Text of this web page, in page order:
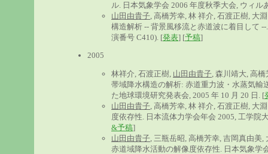
ル. 日本気象学会 2006 年度秋季大会, ウィル
山田由貴子 , 高橋芳幸, 林 祥介, 石渡正樹, 大
構造解析 -- 背景風移流と赤道波に着目して
演番号 C410). [発表] [予稿]
2005
林祥介, 石渡正樹, 山田由貴子 , 森川靖大, 高
帯域降水構造の解析: 赤道重力波・水蒸気輸
た地球環境研究発表会, 2005 年 10 月 20 日. [
山田由貴子 , 高橋芳幸, 林 祥介, 石渡正樹, 大
度依存性. 日本流体力学会年会 2005, 工学院
&予稿]
山田由貴子 , 三瓶岳昭, 高橋芳幸, 吉岡真由
赤道域降水活動の解像度依存性. 日本気象学